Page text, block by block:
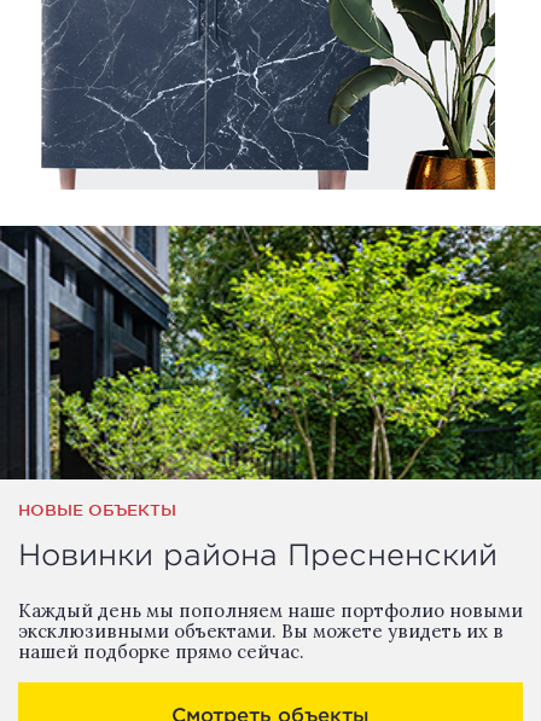
НОВЫЕ ОБЪЕКТЫ
Новинки района Пресненский
Каждый день мы пополняем наше портфолио новыми
эксклюзивными объектами. Вы можете увидеть их в
нашей подборке прямо сейчас.
Смотреть объекты